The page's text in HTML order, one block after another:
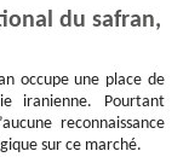
du safran,
occupe une place de
iranienne. Pourtant
reconnaissance
sur ce marché.